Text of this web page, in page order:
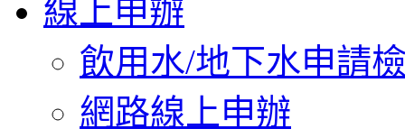
線上申辦
飲用水/地下水申請
網路線上申辦